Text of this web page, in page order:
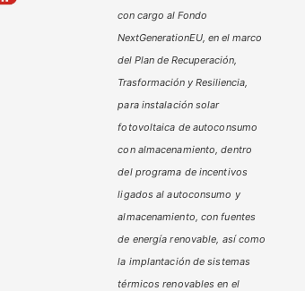
con cargo al Fondo
NextGenerationEU, en el marco
del Plan de Recuperación,
Trasformación y Resiliencia,
para instalación solar
fotovoltaica de autoconsumo
con almacenamiento, dentro
del programa de incentivos
ligados al autoconsumo y
almacenamiento, con fuentes
de energía renovable, así como
la implantación de sistemas
térmicos renovables en el